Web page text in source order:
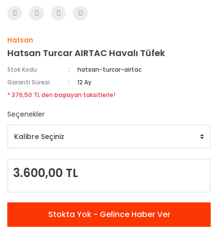
Hatsan
Hatsan Turcar AIRTAC Havalı Tüfek
Stok Kodu
hatsan-turcar-airtac
Garanti Süresi
12 Ay
* 376,50 TL den başlayan taksitlerle!
Seçenekler
3.600,00 TL
Stokta Yok - Gelince Haber Ver